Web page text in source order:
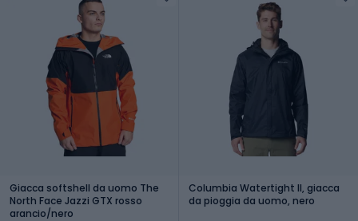
Giacca softshell da uomo The
North Face Jazzi GTX rosso
arancio/nero
Columbia Watertight II, giacca
da pioggia da uomo, nero